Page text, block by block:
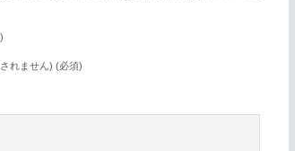
れません) (必須)